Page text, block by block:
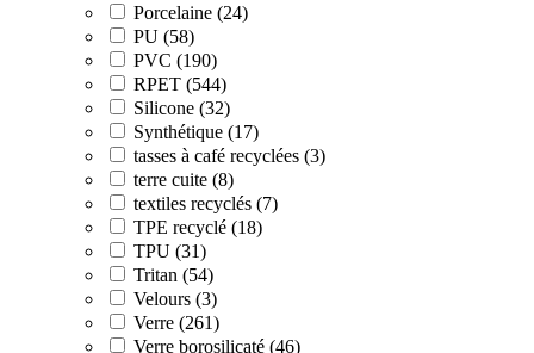
Porcelaine (24)
PU (58)
PVC (190)
RPET (544)
Silicone (32)
Synthétique (17)
tasses à café recyclées (3)
terre cuite (8)
textiles recyclés (7)
TPE recyclé (18)
TPU (31)
Tritan (54)
Velours (3)
Verre (261)
Verre borosilicaté (46)